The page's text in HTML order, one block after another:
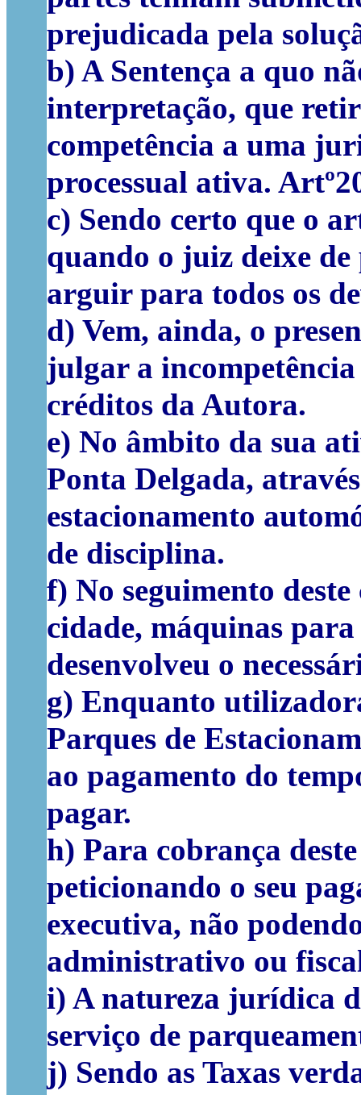
prejudicada pela
b) A Sentença a quo
interpretação, que
competência a uma
processual ativa.
c) Sendo certo que o
quando o juiz deixe de
arguir para todos os
d) Vem, ainda, o
julgar a
créditos da Autora.
e) No âmbito da sua
Ponta Delgada,
estacionamento
de disciplina.
f) No seguimento
cidade, máquinas
desenvolveu o
g) Enquanto
Parques de
ao pagamento do
pagar.
h) Para cobrança
peticionando o seu
executiva, não
administrativo ou
i) A natureza jurídica
serviço de
j) Sendo as Taxas